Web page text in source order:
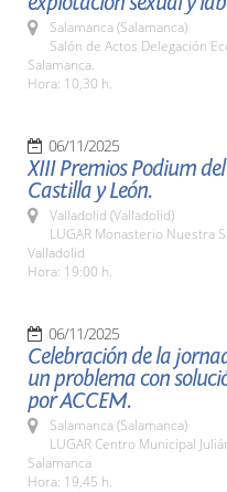
Salamanca (Salamanca)
Salón de Actos Delegación
Salamanca.
Hora: 10,30 h.
06/11/2025
XIII Premios Podium
Castilla y León.
Valladolid (Valladolid)
LUGAR Monasterio Nuestra
Valladolid
Hora: 19:00 h.
06/11/2025
Celebración de la
un problema con
por ACCEM.
Salamanca (Salamanca)
LUGAR Centro Municipal
Salamanca
Hora: 19,45 h.